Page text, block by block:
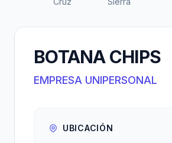
BOTANA CHIPS
EMPRESA UNIPERSONAL
UBICACIÓN